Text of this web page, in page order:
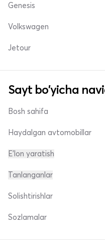
Genesis
Volkswagen
Jetour
Sayt bo'yicha
Bosh sahifa
Haydalgan avtomobillar
E'lon yaratish
Tanlanganlar
Solishtirishlar
Sozlamalar